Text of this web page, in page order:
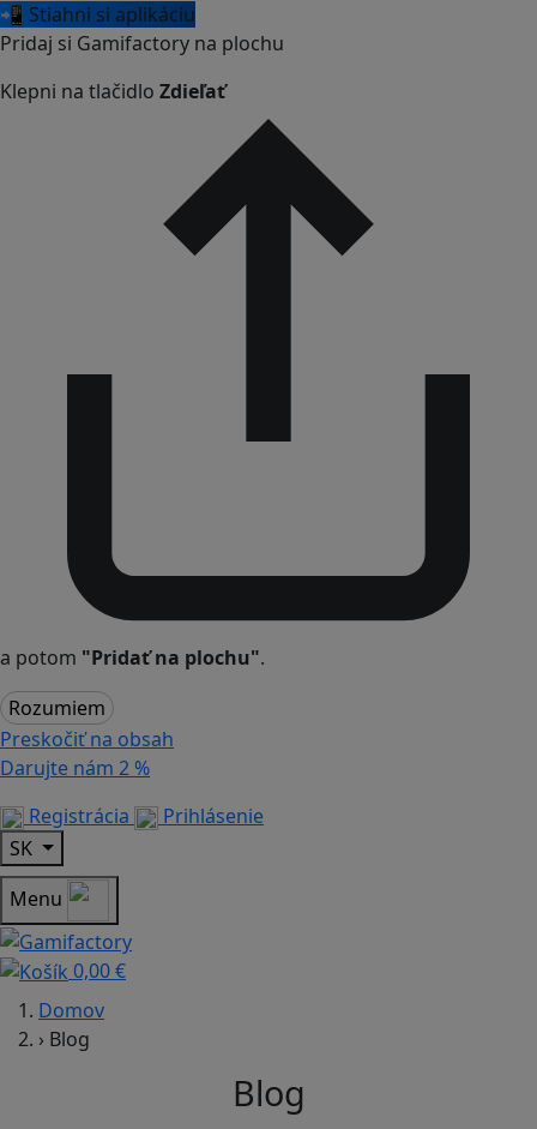
📲 Stiahni si aplikáciu
Pridaj si Gamifactory na plochu
Klepni na tlačidlo Zdieľať
a potom "Pridať na plochu".
Rozumiem
Preskočiť na obsah
Darujte nám 2 %
Registrácia
Prihlásenie
SK
Menu
0,00 €
Domov
› Blog
Blog